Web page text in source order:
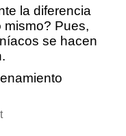
la diferencia
mismo? Pues,
se hacen